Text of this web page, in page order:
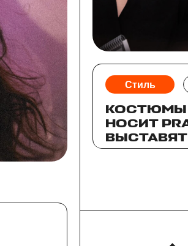
Стиль
КОСТЮМЫ
НОСИТ
АУКЦИОН